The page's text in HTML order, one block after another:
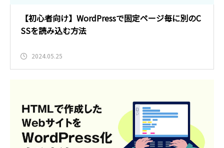
【初心者向け】WordPressで固定ページ毎に別のC
SSを読み込む方法
2024.05.25